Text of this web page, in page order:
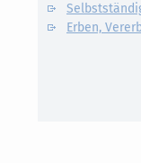
Erben,